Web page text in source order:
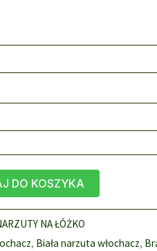
DO KOSZYKA
NA ŁÓŻKO
, Biała narzuta włochacz,